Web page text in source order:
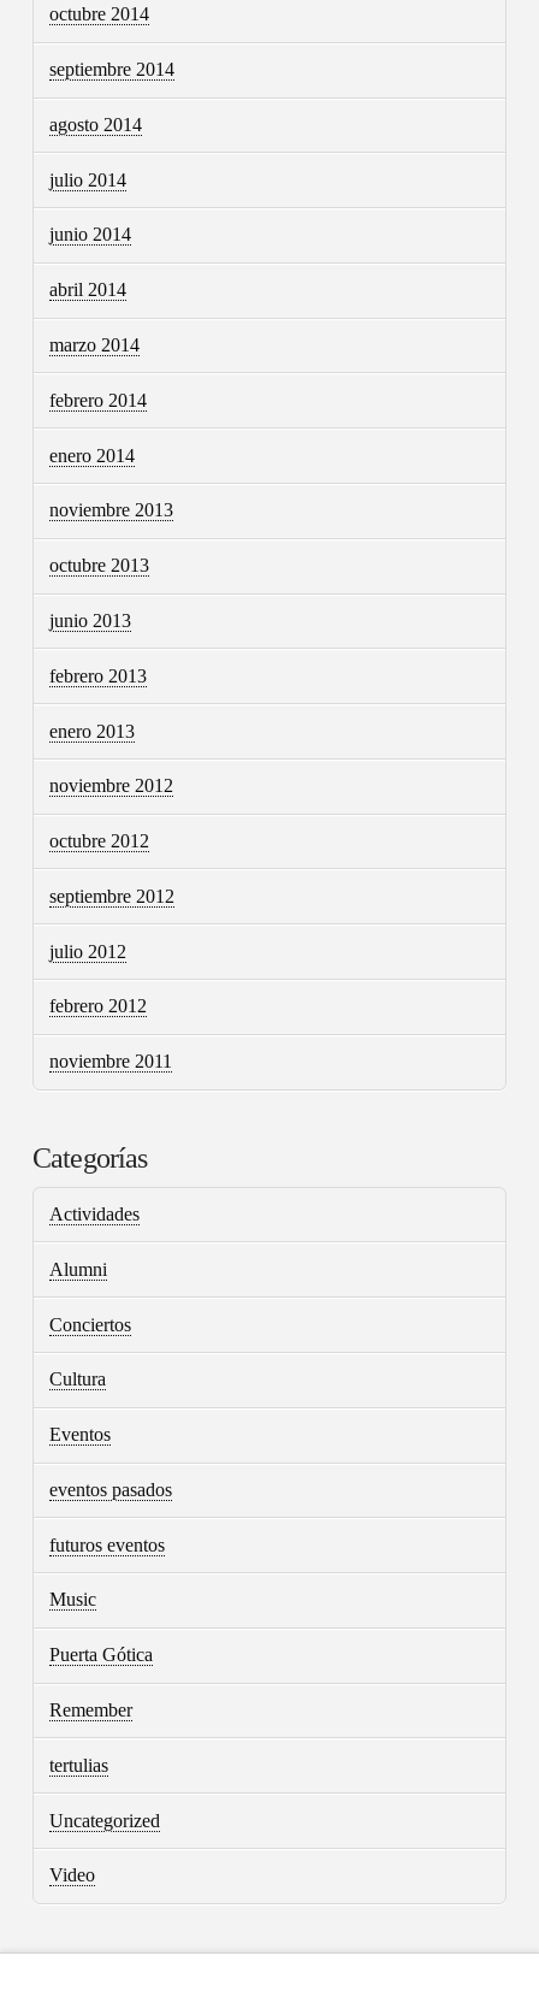
octubre 2014
septiembre 2014
agosto 2014
julio 2014
junio 2014
abril 2014
marzo 2014
febrero 2014
enero 2014
noviembre 2013
octubre 2013
junio 2013
febrero 2013
enero 2013
noviembre 2012
octubre 2012
septiembre 2012
julio 2012
febrero 2012
noviembre 2011
Categorías
Actividades
Alumni
Conciertos
Cultura
Eventos
eventos pasados
futuros eventos
Music
Puerta Gótica
Remember
tertulias
Uncategorized
Video